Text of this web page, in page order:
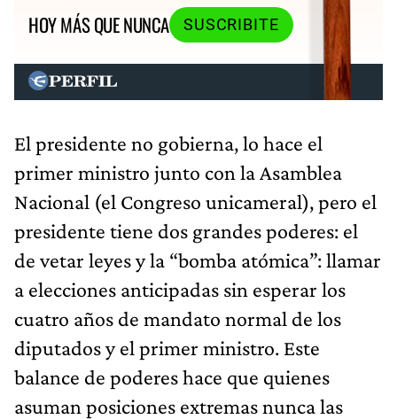
HOY MÁS QUE NUNCA SUSCRIBITE
El presidente no gobierna, lo hace el
primer ministro junto con la Asamblea
Nacional (el Congreso unicameral), pero el
presidente tiene dos grandes poderes: el
de vetar leyes y la “bomba atómica”: llamar
a elecciones anticipadas sin esperar los
cuatro años de mandato normal de los
diputados y el primer ministro. Este
balance de poderes hace que quienes
asuman posiciones extremas nunca las